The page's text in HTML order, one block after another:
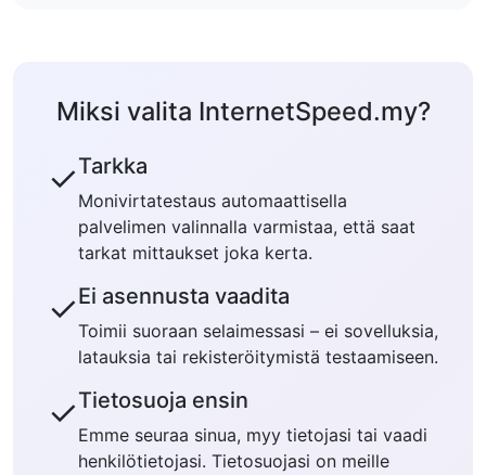
Miksi valita InternetSpeed.my?
✓Tarkka
Monivirtatestaus automaattisella
palvelimen valinnalla varmistaa, että saat
tarkat mittaukset joka kerta.
✓Ei asennusta vaadita
Toimii suoraan selaimessasi – ei sovelluksia,
latauksia tai rekisteröitymistä testaamiseen.
✓Tietosuoja ensin
Emme seuraa sinua, myy tietojasi tai vaadi
henkilötietojasi. Tietosuojasi on meille